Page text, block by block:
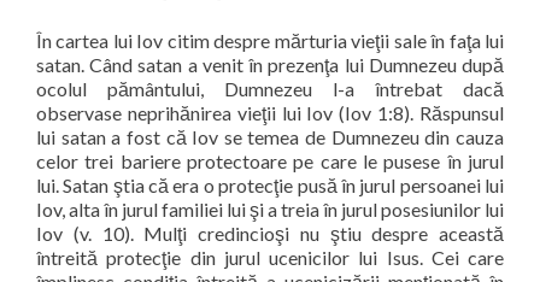
În cartea lui Iov citim despre mărturia vieţii sale în faţa lui
satan. Când satan a venit în prezenţa lui Dumnezeu după
ocolul pământului, Dumnezeu l-a întrebat dacă
observase neprihănirea vieţii lui Iov (Iov 1:8). Răspunsul
lui satan a fost că Iov se temea de Dumnezeu din cauza
celor trei bariere protectoare pe care le pusese în jurul
lui. Satan ştia că era o protecţie pusă în jurul persoanei lui
Iov, alta în jurul familiei lui şi a treia în jurul posesiunilor lui
Iov (v. 10). Mulţi credincioşi nu ştiu despre această
întreită protecţie din jurul ucenicilor lui Isus. Cei care